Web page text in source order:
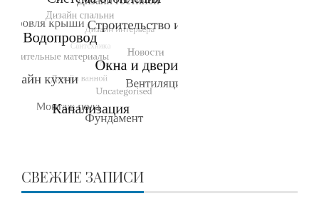
СВЕЖИЕ ЗАПИСИ